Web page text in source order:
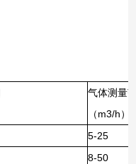
气体测量
（m3/h）
5-25
8-50